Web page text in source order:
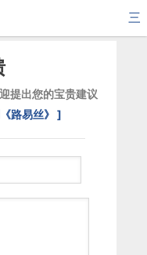
三
提出您的宝贵建议
路易丝》 ]